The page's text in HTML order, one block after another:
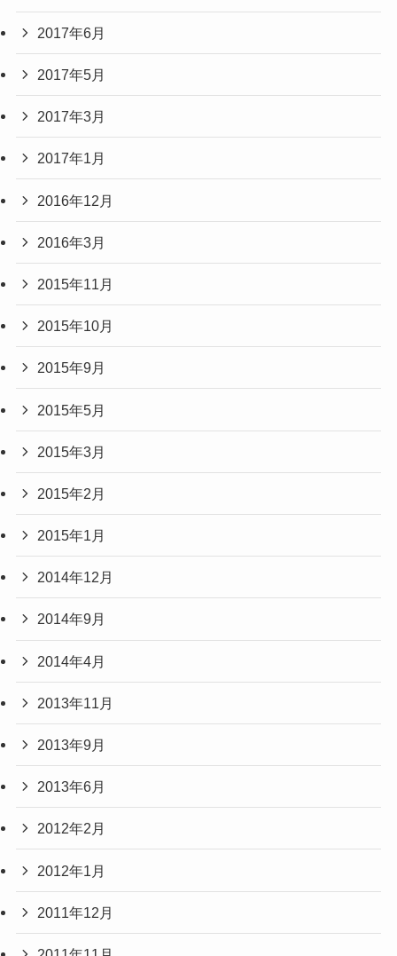
2017年6月
2017年5月
2017年3月
2017年1月
2016年12月
2016年3月
2015年11月
2015年10月
2015年9月
2015年5月
2015年3月
2015年2月
2015年1月
2014年12月
2014年9月
2014年4月
2013年11月
2013年9月
2013年6月
2012年2月
2012年1月
2011年12月